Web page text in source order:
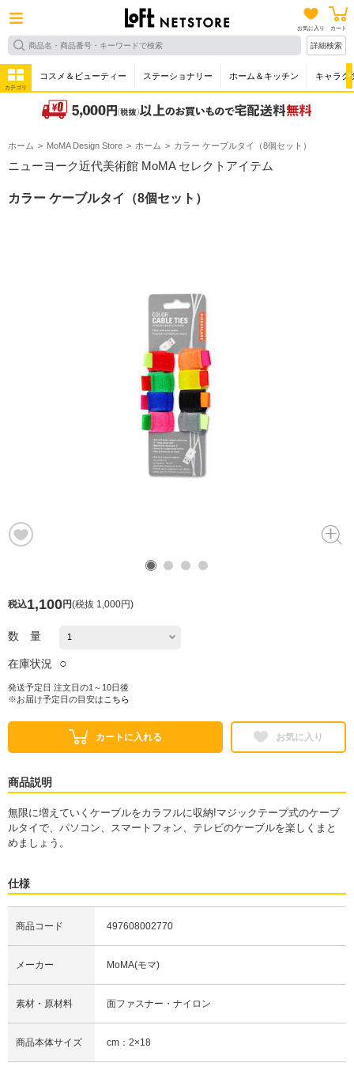
お気に入り カート
詳細検索
カテゴリ
コスメ＆ビューティー ステーショナリー ホーム＆キッチン キャラク
ホーム MoMA Design Store ホーム カラー ケーブルタイ（8個セット）
ニューヨーク近代美術館 MoMA セレクトアイテム
カラー ケーブルタイ（8個セット）
税込1,100円(税抜 1,000円)
数 量
在庫状況 ○
発送予定日 注文日の1～10日後
※お届け予定日の目安は こちら
カートに入れる お気に入り
商品説明
無限に増えていくケーブルをカラフルに収納!マジックテープ式のケーブ
ルタイで、パソコン、スマートフォン、テレビのケーブルを楽しくまと
めましょう。
仕様
商品コード 497608002770
メーカー MoMA(モマ)
素材・原材料 面ファスナー・ナイロン
商品本体サイズ cm：2×18